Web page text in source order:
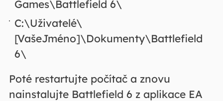
Games\Battlefield 6\
C:\Uživatelé\
[VašeJméno]\Dokumenty\Battlefield
6\
Poté restartujte počítač a znovu
nainstalujte Battlefield 6 z aplikace EA